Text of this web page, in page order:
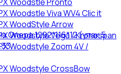
Woodstle Viva WV4 Clic it
WoodStyle Arrow
Woodstyle Vega / Kronospan
Woodstyle Zoom 4V /
Woodstyle СrossBow